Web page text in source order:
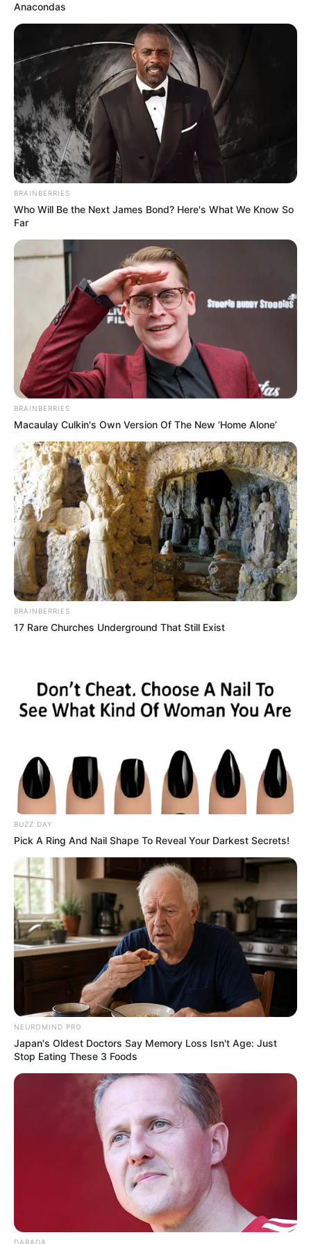
zu ermorden?
Quermania folgen: Impressum & Kontakt
Smartphone Startseite
Suchen:
Auf einigen Seiten dieses Projektes sind Affiliate-
Angebote integriert. Wenn etwas darüber gebucht oder
gekauft wird, ist das eine Unterstützung, ohne dass sich
dadurch der Preis ändert.
Anacondas
BRAINBERRIES
Who Will Be the Next James Bond? Here's What We Know So
Far
BRAINBERRIES
Macaulay Culkin's Own Version Of The New ‘Home Alone’
BRAINBERRIES
17 Rare Churches Underground That Still Exist
BUZZ DAY
Pick A Ring And Nail Shape To Reveal Your Darkest Secrets!
NEUROMIND PRO
Japan's Oldest Doctors Say Memory Loss Isn't Age: Just
Stop Eating These 3 Foods
DARADA